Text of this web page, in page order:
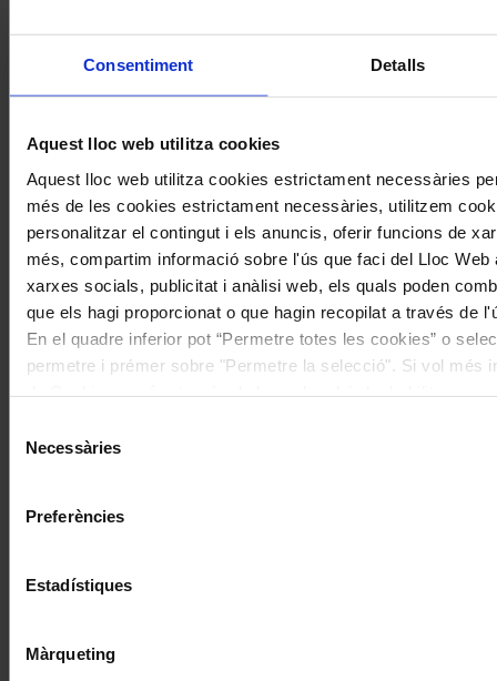
Consentiment Detalls
Aquest lloc web utilitza cookies
Aquest lloc web utilitza cookies estrictament necessàries
més de les cookies estrictament necessàries, utilitzem
personalitzar el contingut i els anuncis, oferir funcions de
més, compartim informació sobre l'ús que faci del Lloc Web
xarxes socials, publicitat i anàlisi web, els quals poden
que els hagi proporcionat o que hagin recopilat a través de
En el quadre inferior pot “Permetre totes les cookies” o
permetre i prémer sobre "Permetre la selecció". Si vol més
Necessàries
Preferències
Estadístiques
Màrqueting